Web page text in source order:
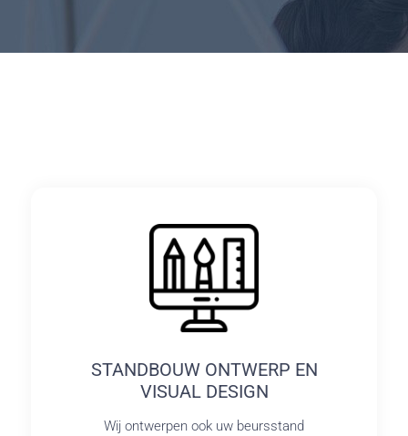
STANDBOUW ONTWERP EN
VISUAL DESIGN
Wij ontwerpen ook uw beursstand